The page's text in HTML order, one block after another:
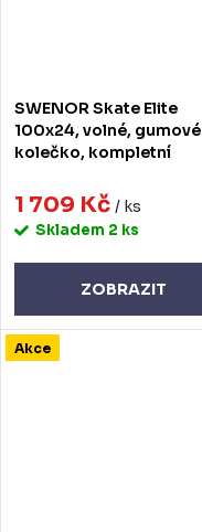
SWENOR Skate Elite
100x24, volné, gumové
kolečko, kompletní
1 709 Kč / ks
Skladem 2 ks
ZOBRAZIT
Akce